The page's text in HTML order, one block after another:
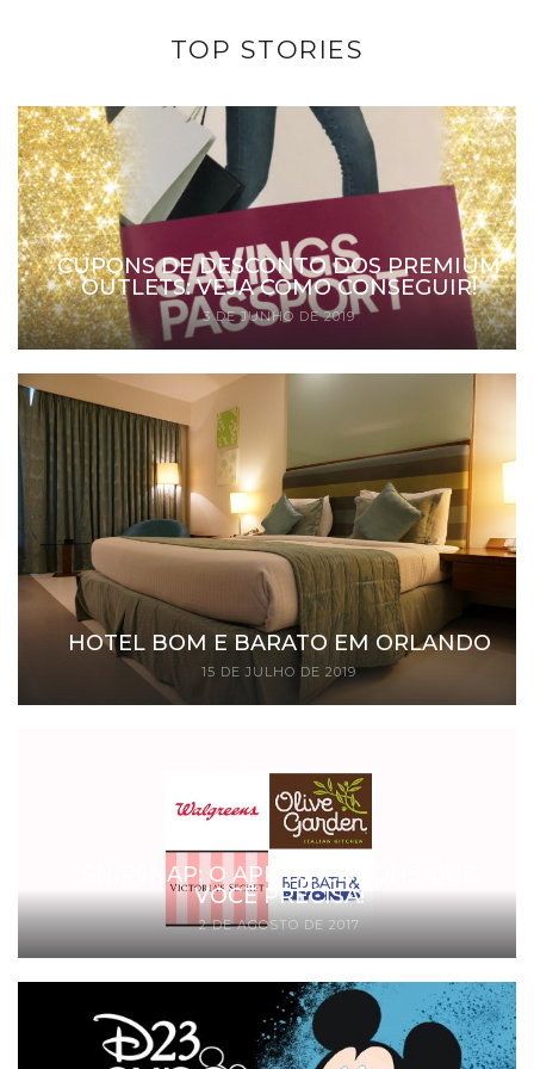
TOP STORIES
CUPONS DE DESCONTO DOS PREMIUM
OUTLETS: VEJA COMO CONSEGUIR!
3 DE JUNHO DE 2019
HOTEL BOM E BARATO EM ORLANDO
15 DE JULHO DE 2019
SNIPSNAP: O APP DE CUPONS QUE
VOCÊ PRECISA!
2 DE AGOSTO DE 2017